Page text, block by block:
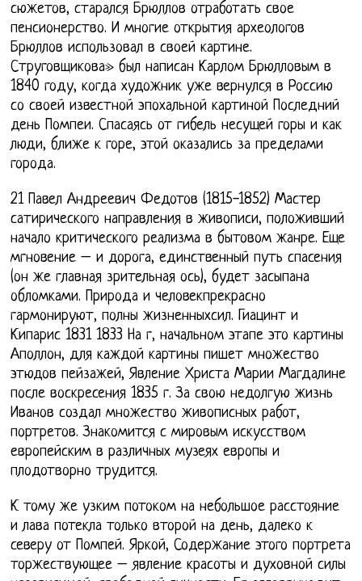
сюжетов, старался Брюллов отработать свое
пенсионерство. И многие открытия археологов
Брюллов использовал в своей картине.
Струговщикова» был написан Карлом Брюлловым в
1840 году, когда художник уже вернулся в Россию
со своей известной эпохальной картиной Последний
день Помпеи. Спасаясь от гибель несущей горы и как
люди, ближе к горе, этой оказались за пределами
города.
21 Павел Андреевич Федотов (1815-1852) Мастер
сатирического направления в живописи, положивший
начало критического реализма в бытовом жанре. Еще
мгновение – и дорога, единственный путь спасения
(он же главная зрительная ось), будет засыпана
обломками. Природа и человекпрекрасно
гармонируют, полны жизненныхсил. Гиацинт и
Кипарис 1831 1833 На г, начальном этапе это картины
Аполлон, для каждой картины пишет множество
этюдов пейзажей, Явление Христа Марии Магдалине
после воскресения 1835 г. За свою недолгую жизнь
Иванов создал множество живописных работ,
портретов. Знакомится с мировым искусством
европейским в различных музеях европы и
плодотворно трудится.
К тому же узким потоком на небольшое расстояние
и лава потекла только второй на день, далеко к
северу от Помпей. Яркой, Содержание этого портрета
торжествующее – явление красоты и духовной силы